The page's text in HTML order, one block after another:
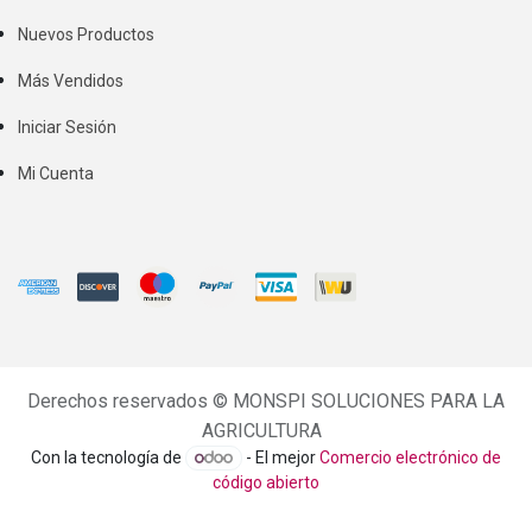
Nuevos Productos
Más Vendidos
Iniciar Sesión
Mi Cuenta
Derechos reservados © MONSPI SOLUCIONES PARA LA
AGRICULTURA
Con la tecnología de - El mejorComercio electrónico de
código abierto